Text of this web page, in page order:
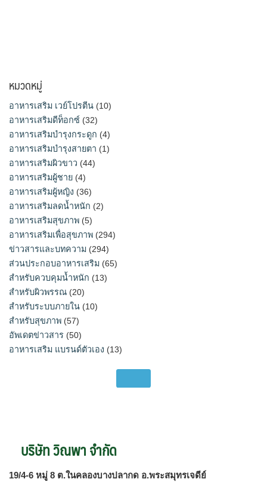
หมวดหมู่
อาหารเสริม เวย์โปรตีน (10)
อาหารเสริมดีท็อกซ์ (32)
อาหารเสริมบำรุงกระดูก (4)
อาหารเสริมบำรุงสายตา (1)
อาหารเสริมผิวขาว (44)
อาหารเสริมผู้ชาย (4)
อาหารเสริมผู้หญิง (36)
อาหารเสริมลดน้ำหนัก (2)
อาหารเสริมสุขภาพ (5)
อาหารเสริมเพื่อสุขภาพ (294)
ข่าวสารและบทความ (294)
ส่วนประกอบอาหารเสริม (65)
สำหรับควบคุมน้ำหนัก (13)
สำหรับผิวพรรณ (20)
สำหรับระบบภายใน (10)
สำหรับสุขภาพ (57)
อัพเดตข่าวสาร (50)
อาหารเสริม แบรนด์ตัวเอง (13)
บริษัท วิณพา จำกัด
19/4-6 หมู่ 8 ต.ในคลองบางปลากด อ.พระสมุทรเจดีย์